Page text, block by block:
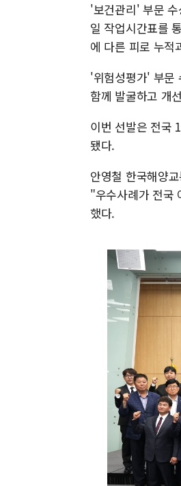
'보건관리' 부문
일 작업시간표를
에 다른 피로 누적
'위험성평가' 부문
함께 발굴하고 개
이번 선발은 전국
됐다.
안영철 한국해양
"우수사례가 전국
했다.